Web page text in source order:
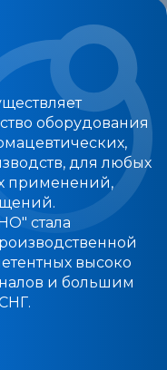
оборудования
для любых
применений,
стала
высоко
и большим